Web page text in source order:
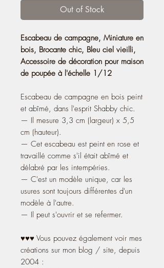
Out of Stock
Escabeau de campagne, Miniature en
bois, Brocante chic, Bleu ciel vieilli,
Accessoire de décoration pour maison
de poupée à l'échelle 1/12
Escabeau de campagne en bois peint
et abîmé, dans l'esprit Shabby chic.
— Il mesure 3,3 cm (largeur) x 5,5
cm (hauteur).
— Cet escabeau est peint en rose et
travaillé comme s'il était abîmé et
délabré par les intempéries.
— C'est un modèle unique, car les
usures sont toujours différentes d'un
modèle à l'autre.
— Il peut s'ouvrir et se refermer.
♥♥♥ Vous pouvez également voir mes
créations sur mon blog / site, depuis
2004 :